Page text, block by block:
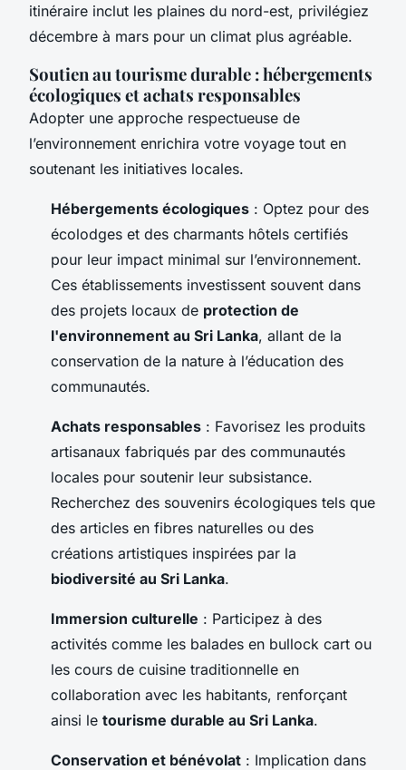
itinéraire inclut les plaines du nord-est, privilégiez
décembre à mars pour un climat plus agréable.
Soutien au tourisme durable : hébergements
écologiques et achats responsables
Adopter une approche respectueuse de
l’environnement enrichira votre voyage tout en
soutenant les initiatives locales.
Hébergements écologiques : Optez pour des
écolodges et des charmants hôtels certifiés
pour leur impact minimal sur l’environnement.
Ces établissements investissent souvent dans
des projets locaux de protection de
l'environnement au Sri Lanka, allant de la
conservation de la nature à l’éducation des
communautés.
Achats responsables : Favorisez les produits
artisanaux fabriqués par des communautés
locales pour soutenir leur subsistance.
Recherchez des souvenirs écologiques tels que
des articles en fibres naturelles ou des
créations artistiques inspirées par la
biodiversité au Sri Lanka.
Immersion culturelle : Participez à des
activités comme les balades en bullock cart ou
les cours de cuisine traditionnelle en
collaboration avec les habitants, renforçant
ainsi le tourisme durable au Sri Lanka.
Conservation et bénévolat : Implication dans